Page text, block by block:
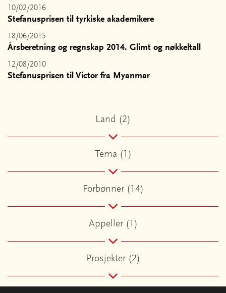
10/02/2016
Stefanusprisen til tyrkiske akademikere
18/06/2015
Årsberetning og regnskap 2014. Glimt og nøkkeltall
12/08/2010
Stefanusprisen til Victor fra Myanmar
Land (2)
Tema (1)
Forbønner (14)
Appeller (1)
Prosjekter (2)